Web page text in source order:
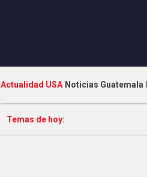
Actualidad USA Noticias Guatemala
Temas de hoy: